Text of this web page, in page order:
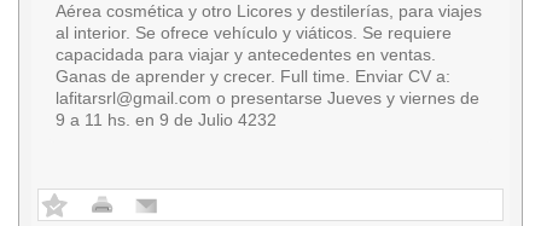
Aérea cosmética y otro Licores y destilerías, para viajes
al interior. Se ofrece vehículo y viáticos. Se requiere
capacidada para viajar y antecedentes en ventas.
Ganas de aprender y crecer. Full time. Enviar CV a:
lafitarsrl@gmail.com o presentarse Jueves y viernes de
9 a 11 hs. en 9 de Julio 4232